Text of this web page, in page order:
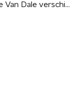
Nieuwste editie Dikke Van Dale verschijnt vandaag